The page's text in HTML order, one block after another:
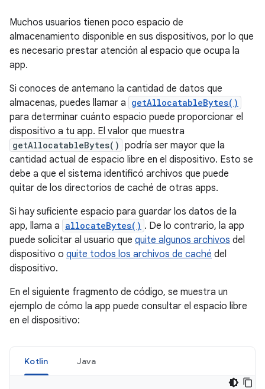
Muchos usuarios tienen poco espacio de
almacenamiento disponible en sus dispositivos, por lo que
es necesario prestar atención al espacio que ocupa la
app.
Si conoces de antemano la cantidad de datos que
almacenas, puedes llamar a getAllocatableBytes()
para determinar cuánto espacio puede proporcionar el
dispositivo a tu app. El valor que muestra
getAllocatableBytes() podría ser mayor que la
cantidad actual de espacio libre en el dispositivo. Esto se
debe a que el sistema identificó archivos que puede
quitar de los directorios de caché de otras apps.
Si hay suficiente espacio para guardar los datos de la
app, llama a allocateBytes() . De lo contrario, la app
puede solicitar al usuario que quite algunos archivos del
dispositivo o quite todos los archivos de caché del
dispositivo.
En el siguiente fragmento de código, se muestra un
ejemplo de cómo la app puede consultar el espacio libre
en el dispositivo:
Kotlin Java